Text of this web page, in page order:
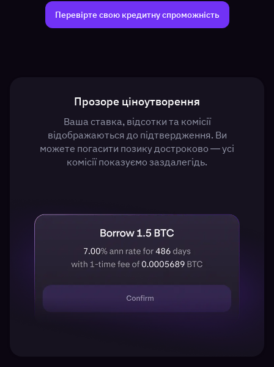
Перевірте свою кредитну спроможність
Прозоре ціноутворення
Ваша ставка, відсотки та комісії
відображаються до підтвердження. Ви
можете погасити позику достроково — усі
комісії показуємо заздалегідь.